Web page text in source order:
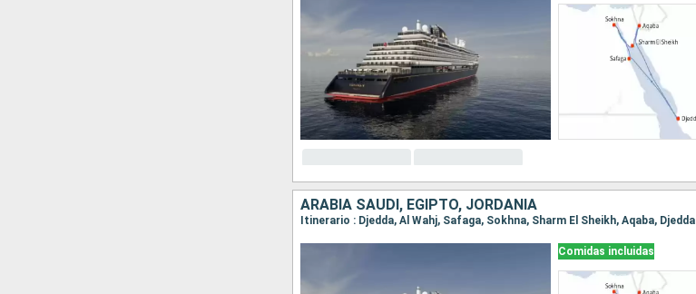
ARABIA SAUDÍ, EGIPTO, JORDANIA
Itinerario : Djedda, Al Wahj, Safaga, Sokhna, Sharm El Sheikh, Aqaba, Djedda
Comidas incluidas